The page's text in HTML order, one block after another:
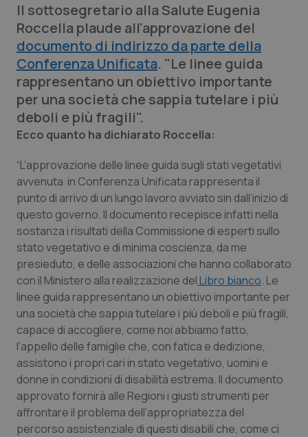
Lettere al direttore
Edizioni Regionali
QS Pro
Professionisti Sanitari.AI
Abruzzo
Basilicata
Calabria
Campania
Emilia-Romagna
Friuli Venezia Giulia
Lazio
Liguria
QS Pro Gold
Artrite & artrosi
Asma & BPCO
Car-T
Colesterolo & coronaropatie
Dermatite Atopica
Diabete & glucometri
Disturbi dell’umore
QS Club Newsletter
Il sottosegretario alla Salute Eugenia
Roccella plaude all'approvazione del
documento di indirizzo da parte della
Conferenza Unificata. "Le linee guida
rappresentano un obiettivo importante
per una società che sappia tutelare i più
deboli e più fragili".
Ecco quanto ha dichiarato Roccella:
“L’approvazione delle linee guida sugli stati vegetativi
avvenuta in Conferenza Unificata rappresenta il
punto di arrivo di un lungo lavoro avviato sin dall’inizio di
questo governo. Il documento recepisce infatti nella
sostanza i risultati della Commissione di esperti sullo
stato vegetativo e di minima coscienza, da me
presieduto, e delle associazioni che hanno collaborato
con il Ministero alla realizzazione delLibro bianco. Le
linee guida rappresentano un obiettivo importante per
una società che sappia tutelare i più deboli e più fragili,
capace di accogliere, come noi abbiamo fatto,
l’appello delle famiglie che, con fatica e dedizione,
assistono i propri cari in stato vegetativo, uomini e
donne in condizioni di disabilità estrema. Il documento
approvato fornirà alle Regioni i giusti strumenti per
affrontare il problema dell’appropriatezza del
percorso assistenziale di questi disabili che, come ci